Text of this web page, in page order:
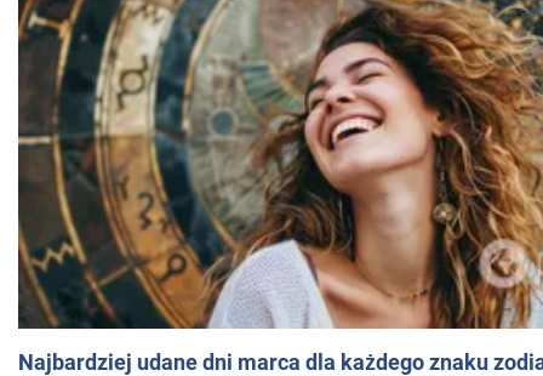
Najbardziej udane dni marca dla każdego znaku